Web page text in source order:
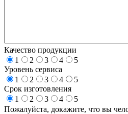
Качество продукции
1
2 3 4
5
Уровень сервиса
1
2 3 4
5
Срок изготовления
1
2 3 4
5
Пожалуйста, докажите, что вы